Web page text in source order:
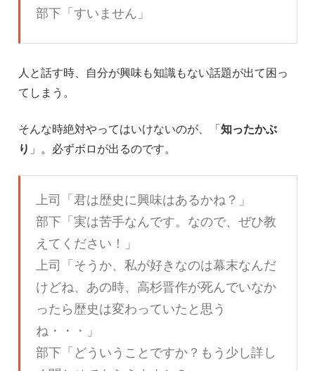
部下「すいません」
人と話す時、自分が興味も知識もない話題が出て困っ
てしまう。
そんな時絶対やってはいけないのが、「知ったかぶ
り 」。必ずボロが出るのです。
上司「君は歴史に興味はあるかね？」
部下「実は苦手なんです。なので、ぜひ教
えてください！」
上司「そうか、私が好きなのは幕末なんだ
けどね、あの時、高杉晋作が死んでいなか
ったら歴史は変わっていたと思う
ね・・・」
部下「どういうことですか？もう少し詳し